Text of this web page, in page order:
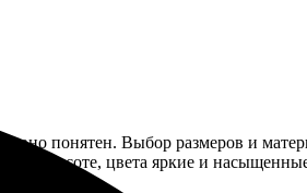
понятен. Выбор размеров и
на высоте, цвета яркие и